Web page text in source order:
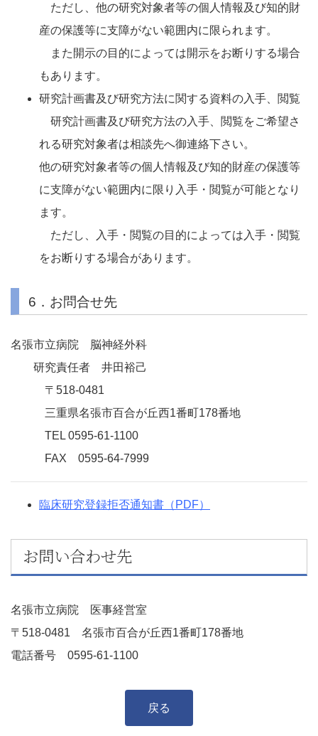
ただし、他の研究対象者等の個人情報及び知的財
産の保護等に支障がない範囲内に限られます。
また開示の目的によっては開示をお断りする場合
もあります。
研究計画書及び研究方法に関する資料の入手、閲覧
研究計画書及び研究方法の入手、閲覧をご希望さ
れる研究対象者は相談先へ御連絡下さい。
他の研究対象者等の個人情報及び知的財産の保護等
に支障がない範囲内に限り入手・閲覧が可能となり
ます。
ただし、入手・閲覧の目的によっては入手・閲覧
をお断りする場合があります。
6．お問合せ先
名張市立病院 脳神経外科
研究責任者 井田裕己
〒518-0481
三重県名張市百合が丘西1番町178番地
TEL 0595-61-1100
FAX 0595-64-7999
臨床研究登録拒否通知書（PDF）
お問い合わせ先
名張市立病院 医事経営室
〒518-0481 名張市百合が丘西1番町178番地
電話番号 0595-61-1100
戻る